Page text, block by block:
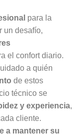
para la
un desafío,
el confort diario.
a quién
de estos
técnico se
y experiencia,
cliente.
a mantener su